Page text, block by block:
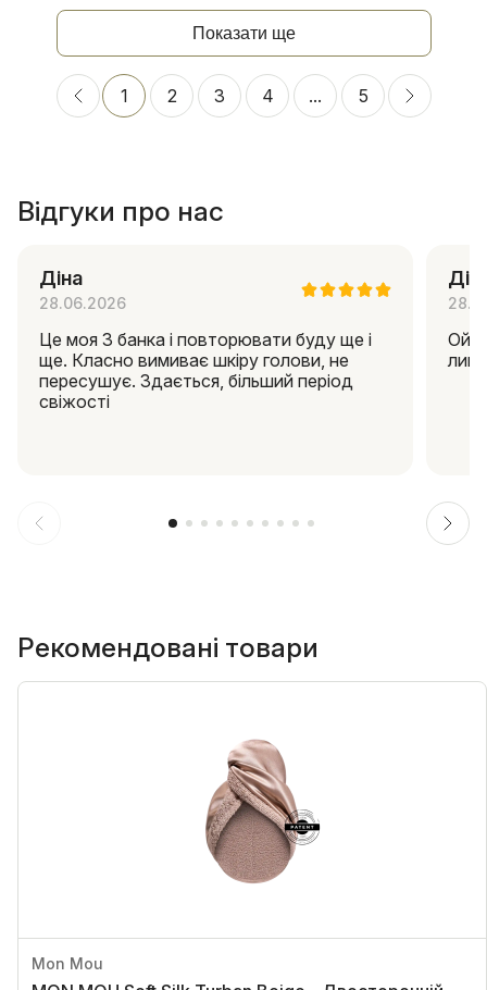
Показати ще
1 2 3 4 ... 5
Відгуки про нас
Діна
28.06.2026
Це моя 3 банка і повторювати буду ще і
ще. Класно вимиває шкіру голови, не
пересушує. Здається, більший період
свіжості
Ой
Рекомендовані товари
Mon Mou